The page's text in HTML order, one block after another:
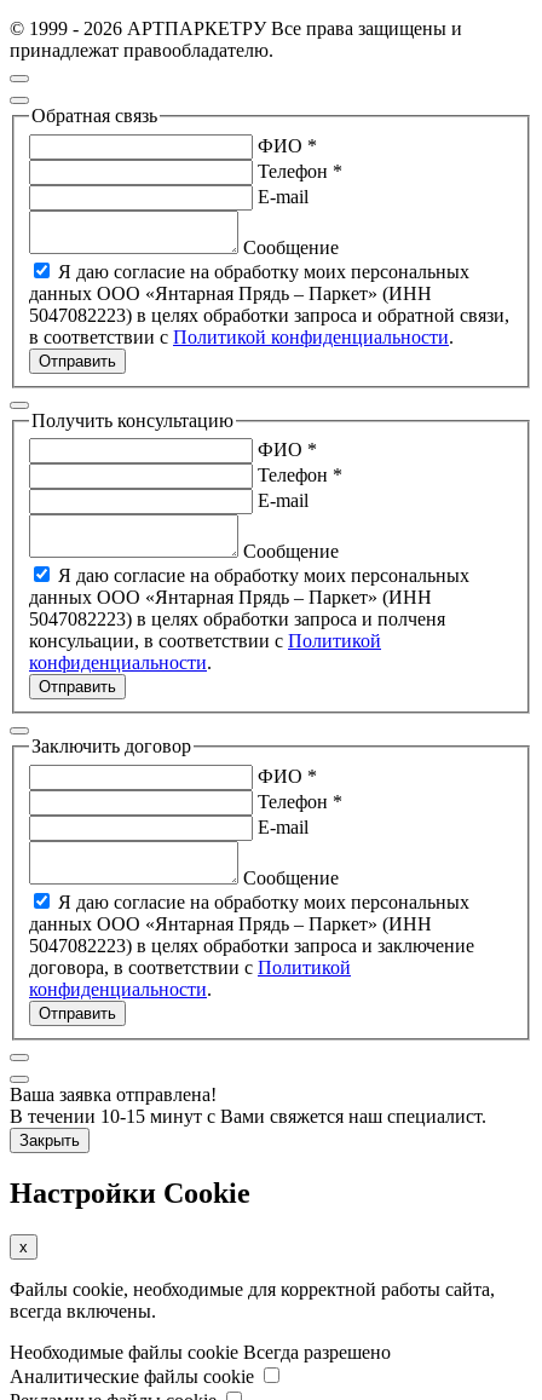
© 1999 - 2026 АРТПАРКЕТРУ Все права защищены и
принадлежат правообладателю.
Обратная связь
ФИО *
Телефон *
E-mail
Сообщение
Я даю согласие на обработку моих персональных
данных ООО «Янтарная Прядь – Паркет» (ИНН
5047082223) в целях обработки запроса и обратной связи,
в соответствии с Политикой конфиденциальности.
Отправить
Получить консультацию
ФИО *
Телефон *
E-mail
Сообщение
Я даю согласие на обработку моих персональных
данных ООО «Янтарная Прядь – Паркет» (ИНН
5047082223) в целях обработки запроса и полченя
консульации, в соответствии с Политикой
конфиденциальности.
Отправить
Заключить договор
ФИО *
Телефон *
E-mail
Сообщение
Я даю согласие на обработку моих персональных
данных ООО «Янтарная Прядь – Паркет» (ИНН
5047082223) в целях обработки запроса и заключение
договора, в соответствии с Политикой
конфиденциальности.
Отправить
Ваша заявка отправлена!
В течении 10-15 минут с Вами свяжется наш специалист.
Закрыть
Настройки Cookie
x
Файлы cookie, необходимые для корректной работы сайта,
всегда включены.
Необходимые файлы cookie Всегда разрешено
Аналитические файлы cookie